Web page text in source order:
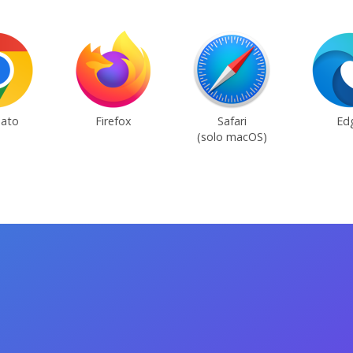
Firefox
Safari
(solo macOS)